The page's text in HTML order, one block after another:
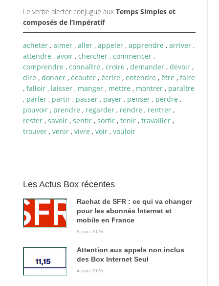
Le verbe alerter conjugué aux Temps Simples et
composés de l’Impératif
acheter, aimer, aller, appeler, apprendre , arriver,
attendre , avoir, chercher, commencer,
comprendre , connaître , croire , demander, devoir,
dire , donner, écouter, écrire , entendre , être , faire
, falloir, laisser, manger, mettre , montrer, paraître
, parler, partir, passer, payer, penser, perdre ,
pouvoir, prendre , regarder, rendre , rentrer,
rester, savoir, sentir, sortir, tenir, travailler,
trouver, venir, vivre , voir, vouloir
Les Actus Box récentes
Rachat de SFR : ce qui va changer
pour les abonnés Internet et
mobile en France
8 juin 2026
Attention aux appels non inclus
des Box Internet Seul
4 juin 2026